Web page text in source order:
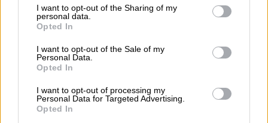
not limited to your visit or usage behaviour. You may click to
grant or deny consent to Google and its third-party tags to
use your data for below specified purposes in below Google
consent section.
I want to opt-out of the Sharing of my
personal data.
Opted In
I want to opt-out of the Sale of my
Personal Data.
Opted In
I want to opt-out of processing my
Personal Data for Targeted Advertising.
Opted In
Ιανουάριο του 2021, η οποία ξεκίνησε στις
17/01/2021 και έληξε στις 25/01/2021. Η
σελίδα που αφορούσε στη συγκεκριμένη
καμπάνια κατέστη ανενεργή αμέσως μετά τη
λήξη της και μη προσβάσιμη μέσα από το
Υπάρχει ωστόσο αρχειοθετημένη ως
καμπάνια στις παγκόσμιες μηχανές